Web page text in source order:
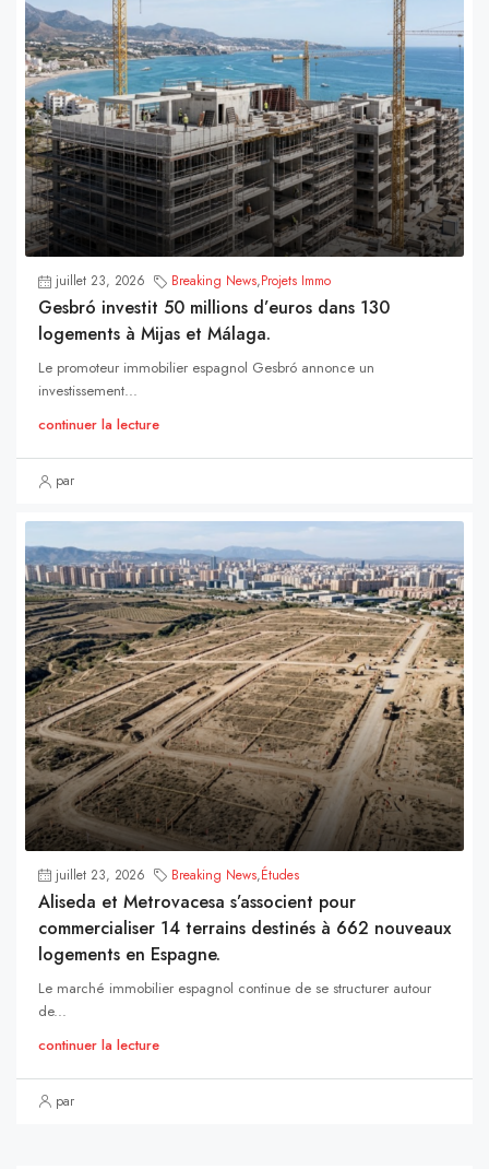
juillet 23, 2026 Breaking News,Projets Immo
Gesbró investit 50 millions d’euros dans 130
logements à Mijas et Málaga.
Le promoteur immobilier espagnol Gesbró annonce un
investissement...
continuer la lecture
par
juillet 23, 2026 Breaking News,Études
Aliseda et Metrovacesa s’associent pour
commercialiser 14 terrains destinés à 662 nouveaux
logements en Espagne.
Le marché immobilier espagnol continue de se structurer autour
de...
continuer la lecture
par